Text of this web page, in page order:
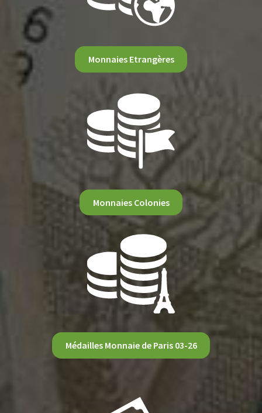
Monnaies Etrangères
Monnaies Colonies
Médailles Monnaie de Paris 03-26